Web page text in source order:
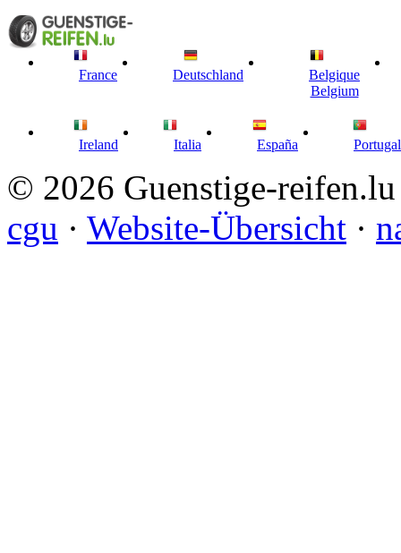
France Deutschland
Belgique
Belgium
Ireland Italia España Portugal
© 2026 Guenstige-
cgu · Website-Übersicht ·